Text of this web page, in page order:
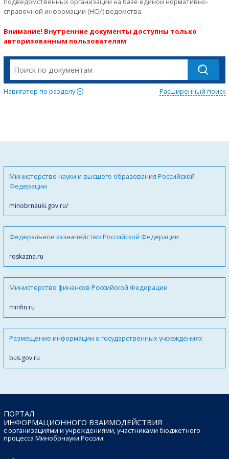
справочной информации (НСИ) ведомства.
Внимание! Внутренние документы доступны только
авторизованным пользователям
Навигатор по разделу Расширенный поиск
Министерство науки и высшего образования Российской
Федерации
minobrnauki.gov.ru/
Федеральное казначейство Российской Федерации
roskazna.ru
Министерство финансов Российской Федерации
minfin.ru
Размещение информации о государственных учреждениях
bus.gov.ru
ПОРТАЛ
ИНФОРМАЦИОННОГО ВЗАИМОДЕЙСТВИЯ
с организациями и учреждениями, участниками бюджетного
процесса Минобрнауки России